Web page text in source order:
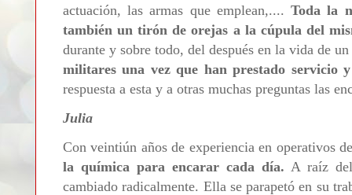
actuación, las armas que emplean,....Toda la
también un tirón de orejas a la cúpula del
durante y sobre todo, del después en la vida de
militares una vez que han prestado servicio
respuesta a esta y a otras muchas preguntas las
Julia
Con veintiún años de experiencia en operativos
la química para encarar cada día. A raíz
cambiado radicalmente. Ella se parapetó en su